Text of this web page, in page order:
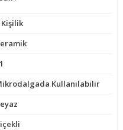
Kişilik
Kullanılabilir